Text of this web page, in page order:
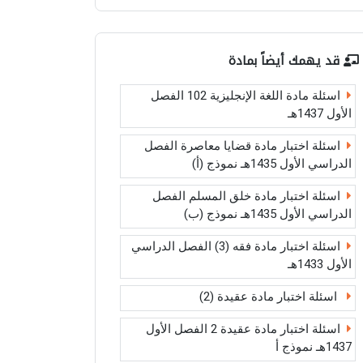
قد يهمك أيضاً بمادة
اسئلة مادة اللغة الإنجليزية 102 الفصل
الأول 1437هـ
اسئلة اختبار مادة قضايا معاصرة الفصل
الدراسي الأول 1435هـ نموذج (أ)
اسئلة اختبار مادة خلق المسلم الفصل
الدراسي الأول 1435هـ نموذج (ب)
اسئلة اختبار مادة فقه (3) الفصل الدراسي
الأول 1433هـ
اسئلة اختبار مادة عقيدة (2)
اسئلة اختبار مادة عقيدة 2 الفصل الأول
1437هـ نموذج أ